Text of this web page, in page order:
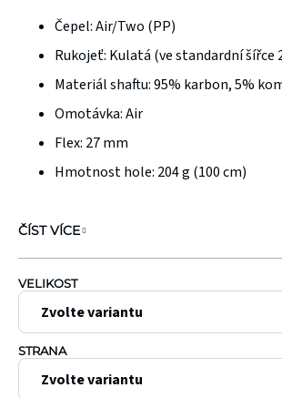
hvězdiček.
VELIKOST
STRANA
Čepel:Air/Two (PP)
Rukojeť: Kulatá (ve standardní šířce
Materiál shaftu:95% karbon, 5%
Omotávka:Air
Flex: 27 mm
Hmotnost hole: 204 g (100 cm)
ČÍST VÍCE